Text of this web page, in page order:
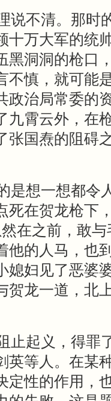
说不清。那时
十万大军的统
黑洞洞的枪口
不慎，就可能
政治局常委的
九霄云外，在
张国焘的阻碍
是想一想都令
死在贺龙枪下
在之前，敢
他的人马，也
媳妇见了恶婆
贺龙一道，北
止起义，得罪
英等人。在某
定性的作用，